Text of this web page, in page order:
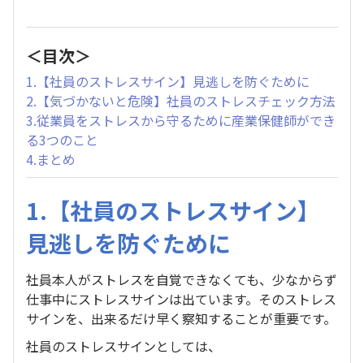
＜目次＞
1.【社員のストレスサイン】見逃しを防ぐために
2.【気づかないと危険】社員のストレスチェック方法
3.従業員をストレスから守るために産業保健師ができ
る3つのこと
4.まとめ
1.【社員のストレスサイン】
見逃しを防ぐために
社員本人がストレスを自覚できなくても、少なからず
仕事中にストレスサインは出ています。そのストレス
サインを、出来るだけ早く察知することが重要です。
社員のストレスサインとしては、